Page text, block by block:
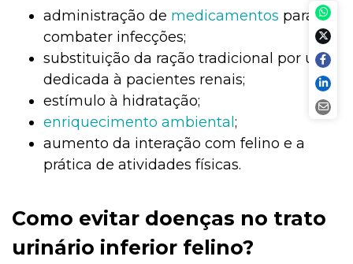
administração de medicamentos para
combater infecções;
substituição da ração tradicional por uma
dedicada à pacientes renais;
estímulo à hidratação;
enriquecimento ambiental ;
aumento da interação com felino e a
prática de atividades físicas.
Como evitar doenças no trato
urinário inferior felino?